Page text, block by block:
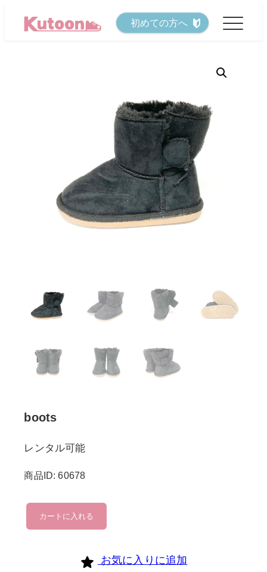
初めての方へ
boots
レンタル可能
商品ID: 60678
boots
個
カートに入れる
お気に入りに追加